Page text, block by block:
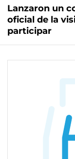
Lanzaron un
oficial de la
participar